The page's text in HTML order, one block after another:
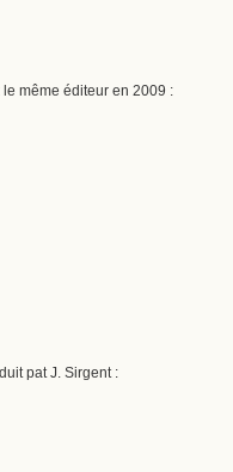
même éditeur en 2009 :
pat J. Sirgent :